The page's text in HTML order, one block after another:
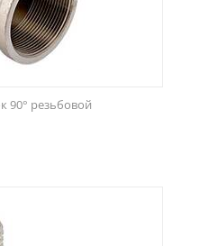
90° резьбовой